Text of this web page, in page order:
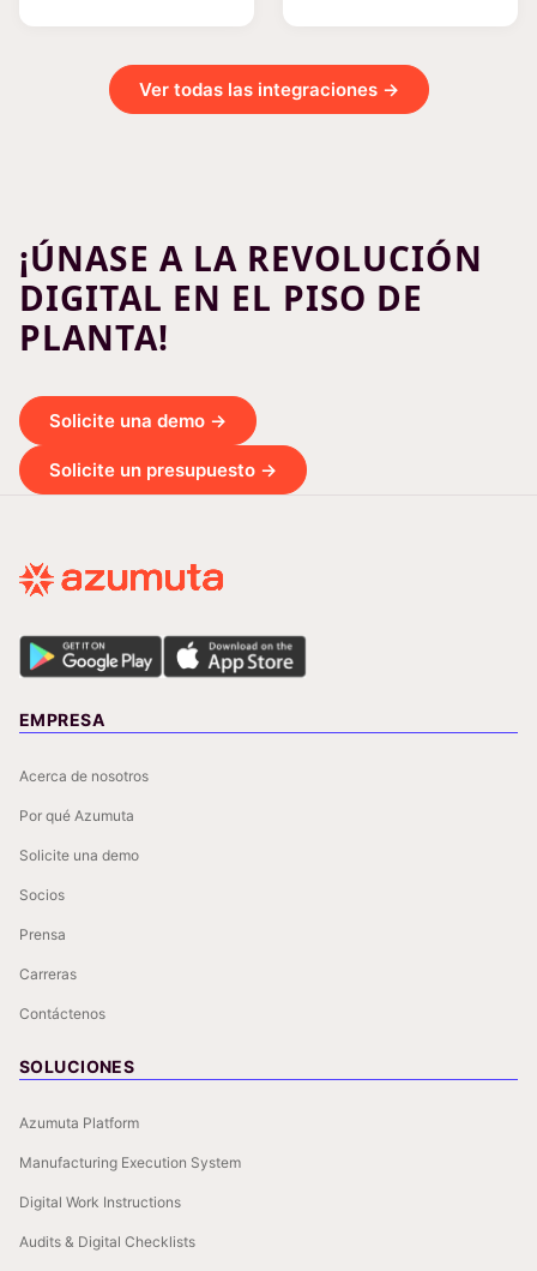
Ver todas las integraciones →
¡ÚNASE A LA REVOLUCIÓN
DIGITAL EN EL PISO DE
PLANTA!
Solicite una demo →
Solicite un presupuesto →
EMPRESA
Acerca de nosotros
Por qué Azumuta
Solicite una demo
Socios
Prensa
Carreras
Contáctenos
SOLUCIONES
Azumuta Platform
Manufacturing Execution System
Digital Work Instructions
Audits & Digital Checklists